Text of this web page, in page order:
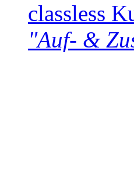
classless
"Auf- &